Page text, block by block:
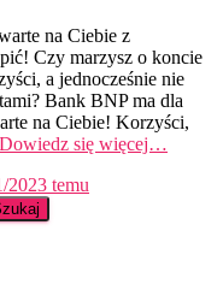
na Ciebie z
Czy marzysz o koncie
a jednocześnie nie
Bank BNP ma dla
na Ciebie! Korzyści,
się więcej…
2023 temu